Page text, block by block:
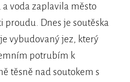
a voda zaplavila město
proudu. Dnes je soutěska
vybudovaný jez, který
potrubím k
těsně nad soutokem s